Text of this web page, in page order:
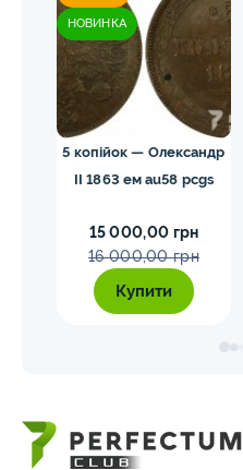
НОВИНКА
5 копійок — Олександр
II 1863 ем au58 pcgs
15 000,00 грн
16 000,00 грн
Купити